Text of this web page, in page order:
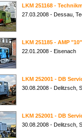
LKM 251168 -
27.03.2008 - Dessau,
LKM 251185 - AMP "10"
22.01.2008 - Eisenach
LKM 252001 - DB
30.08.2008 - Delitzsch,
LKM 252001 - DB
30.08.2008 - Delitzsch,